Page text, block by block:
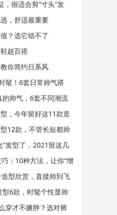
龄
，很适合剪“寸头”发
，舒适最重要
？选它错不了
超百搭
你简约日系风
髦！6套日常帅气搭
的帅气，6套不同潮流
，今年留好这11款造
12款，不管长短都帅
”发型了，2021留这几
：10种方法，让你“增
型欣赏，直接帅到飞
6款，时髦个性显帅
穿才不臃肿？选对裤